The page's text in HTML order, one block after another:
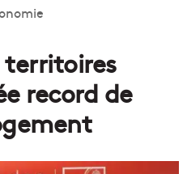
territoires
record de